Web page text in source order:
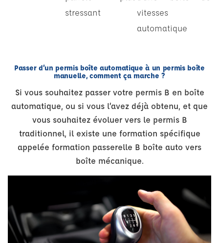
stressant
vitesses
automatique
Passer d’un permis boîte automatique à un permis boîte
manuelle, comment ça marche ?
Si vous souhaitez passer votre permis B en boîte
automatique, ou si vous l’avez déjà obtenu, et que
vous souhaitez évoluer vers le permis B
traditionnel, il existe une formation spécifique
appelée formation passerelle B boîte auto vers
boîte mécanique.